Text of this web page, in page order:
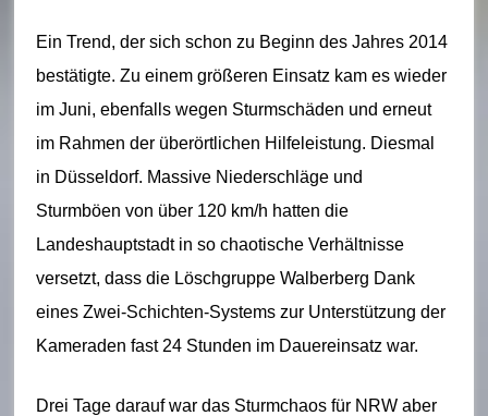
b
e
rg
Ein Trend, der sich schon zu Beginn des Jahres 2014
bestätigte. Zu einem größeren Einsatz kam es wieder
im Juni, ebenfalls wegen Sturmschäden und erneut
im Rahmen der überörtlichen Hilfeleistung. Diesmal
in Düsseldorf. Massive Niederschläge und
Sturmböen von über 120 km/h hatten die
Landeshauptstadt in so chaotische Verhältnisse
versetzt, dass die Löschgruppe Walberberg Dank
eines Zwei-Schichten-Systems zur Unterstützung der
Kameraden fast 24 Stunden im Dauereinsatz war.
Drei Tage darauf war das Sturmchaos für NRW aber